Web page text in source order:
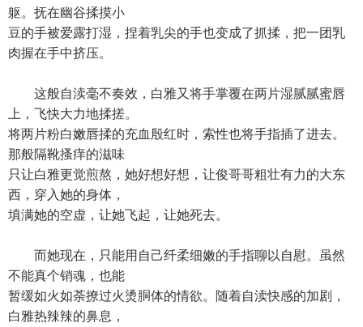
躯。抚在幽谷揉摸小
豆的手被爱露打湿，捏着乳尖的手也变成了抓揉，把一团乳
肉握在手中挤压。
这般自渎毫不奏效，白雅又将手掌覆在两片湿腻腻蜜唇
上，飞快大力地揉搓。
将两片粉白嫩唇揉的充血殷红时，索性也将手指插了进去。
那般隔靴搔痒的滋味
只让白雅更觉煎熬，她好想好想，让俊哥哥粗壮有力的大东
西，穿入她的身体，
填满她的空虚，让她飞起，让她死去。
而她现在，只能用自己纤柔细嫩的手指聊以自慰。虽然
不能真个销魂，也能
暂缓如火如荼撩过火烫胴体的情欲。随着自渎快感的加剧，
白雅热辣辣的鼻息，